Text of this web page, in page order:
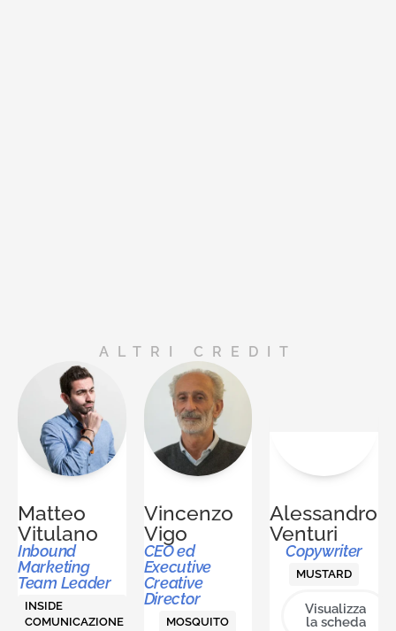
ALTRI CREDIT
Matteo
Vitulano
Inbound
Marketing
Team Leader
INSIDE
COMUNICAZIONE
Vincenzo
Vigo
CEO ed
Executive
Creative
Director
MOSQUITO
Alessandro
Venturi
Copywriter
MUSTARD
Visualizza
la scheda